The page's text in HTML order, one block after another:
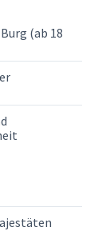
(ab 18